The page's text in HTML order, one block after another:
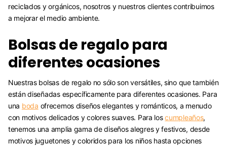
reciclados y orgánicos, nosotros y nuestros clientes contribuimos
a mejorar el medio ambiente.
Bolsas de regalo para
diferentes ocasiones
Nuestras bolsas de regalo no sólo son versátiles, sino que también
están diseñadas específicamente para diferentes ocasiones. Para
una boda ofrecemos diseños elegantes y románticos, a menudo
con motivos delicados y colores suaves. Para loscumpleaños,
tenemos una amplia gama de diseños alegres y festivos, desde
motivos juguetones y coloridos para los niños hasta opciones